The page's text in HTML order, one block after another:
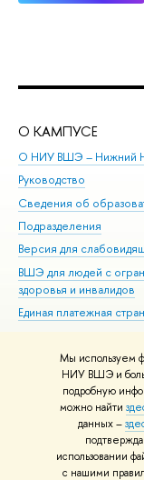
Мы используем
НИУ ВШЭ и
подробную
можно найти
данных –
использовании
с нашими
О КАМПУСЕ
О НИУ ВШЭ – Нижний
Руководство
Сведения об
Подразделения
Версия для
ВШЭ для людей с
здоровья и инвалидов
Единая платежная
© НИУ ВШЭ 1993–2026
материалов Политика